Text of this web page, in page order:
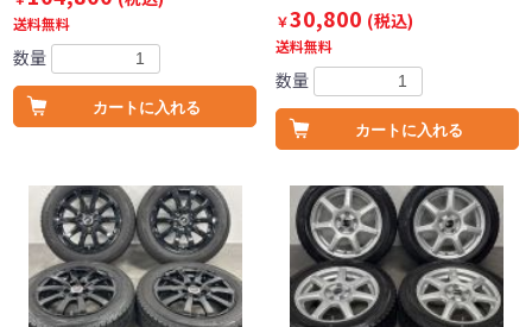
送料無料
数量
カートに入れる
￥30,800 (税込)
送料無料
数量
カートに入れる